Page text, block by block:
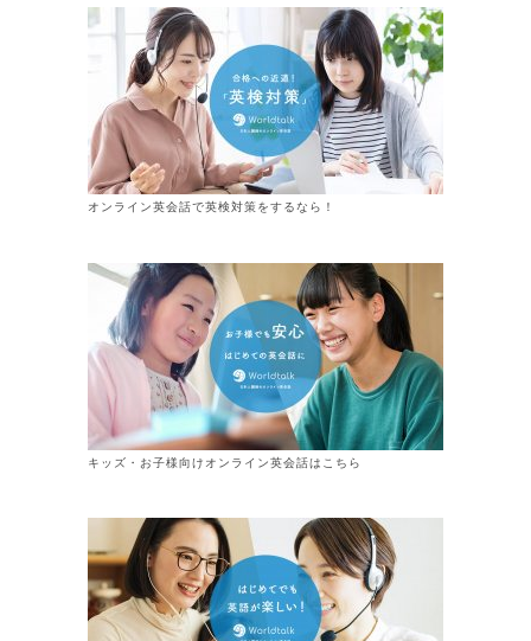
オンライン英会話で英検対策をするなら！
キッズ・お子様向けオンライン英会話はこちら